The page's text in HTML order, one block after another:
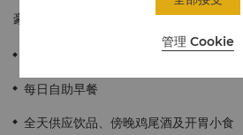
豪华阁为宾客提供个性化需求：
在客房内办理私人入住/退房手续，并可
每日自助早餐
全天供应饮品、傍晚鸡尾酒及开胃小食
管理 Cookie